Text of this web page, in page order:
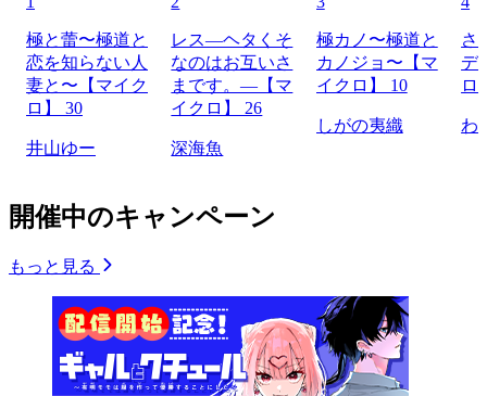
極と蕾〜極道と
恋を知らない人
妻と〜【マイク
ロ】 30
井山ゆー
レス―ヘタくそ
なのはお互いさ
まです。―【マ
イクロ】 26
深海魚
極カノ〜極道と
カノジョ〜【マ
イクロ】 10
しがの夷織
さ
デ
ロ
わ
開催中のキャンペーン
もっと見る